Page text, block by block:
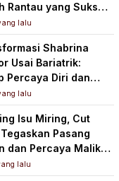
Rantau yang Sukses
Karya Best Seller
lalu
Shabrina
Usai Bariatrik:
Percaya Diri dan
Body Shaping
Standout
lalu
Isu Miring, Cut
Pasang
dan Percaya Malik
lalu